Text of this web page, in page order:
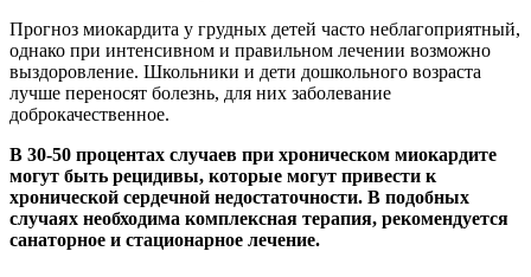
Прогноз миокардита у грудных детей часто неблагоприятный,
однако при интенсивном и правильном лечении возможно
выздоровление. Школьники и дети дошкольного возраста
лучше переносят болезнь, для них заболевание
доброкачественное.
В 30-50 процентах случаев при хроническом миокардите
могут быть рецидивы, которые могут привести к
хронической сердечной недостаточности. В подобных
случаях необходима комплексная терапия, рекомендуется
санаторное и стационарное лечение.